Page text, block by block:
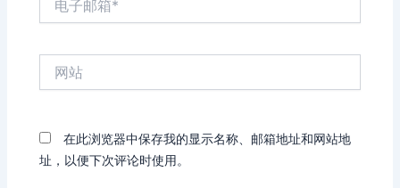
在此浏览器中保存我的显示名称、邮箱地址和网站地
址，以便下次评论时使用。